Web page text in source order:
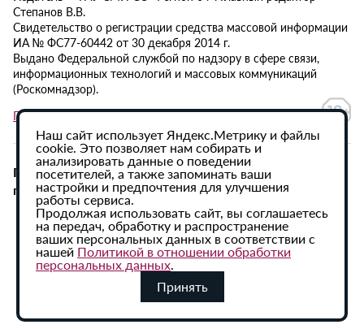
Степанов В.В.
Свидетельство о регистрации средства массовой информации
ИА № ФС77-60442 от 30 декабря 2014 г.
Выдано Федеральной службой по надзору в сфере связи,
информационных технологий и массовых коммуникаций
(Роскомнадзор).
Политика в отношении обработки персональных данных
При использовании материалов сайта активная
гиперссылка на ИА «Регион 64» обязательна.
Наш сайт использует Яндекс.Метрику и файлы
cookie. Это позволяет нам собирать и
анализировать данные о поведении
посетителей, а также запоминать ваши
настройки и предпочтения для улучшения
работы сервиса.
Продолжая использовать сайт, вы соглашаетесь
на передач, обработку и распространение
ваших персональных данных в соответствии с
нашей Политикой в отношении обработки
персональных данных.
Принять